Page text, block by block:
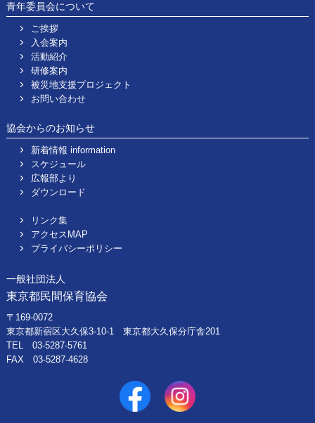
青年委員会について
ご挨拶
入会案内
活動紹介
研修案内
被災地支援プロジェクト
お問い合わせ
協会からのお知らせ
新着情報 information
スケジュール
広報部より
ダウンロード
リンク集
アクセスMAP
プライバシーポリシー
一般社団法人
東京都民間保育協会
〒169-0072
東京都新宿区大久保3-10-1 東京都大久保分庁舎201
TEL 03-5287-5761
FAX 03-5287-4628